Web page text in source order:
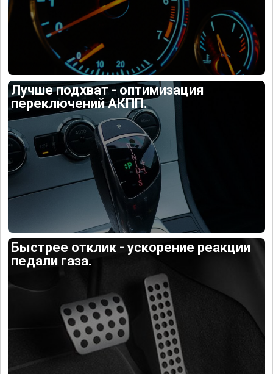
Лучше подхват - оптимизация
переключений АКПП.
Быстрее отклик - ускорение реакции
педали газа.